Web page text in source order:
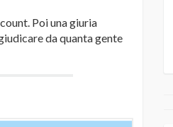
Poi una giuria
da quanta gente